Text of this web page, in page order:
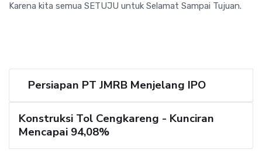
Karena kita semua SETUJU untuk Selamat Sampai Tujuan.
Persiapan PT JMRB Menjelang IPO
Konstruksi Tol Cengkareng - Kunciran
Mencapai 94,08%